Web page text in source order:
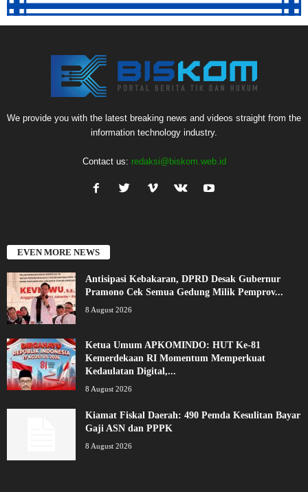
We provide you with the latest breaking news and videos straight from the
information technology industry.
Contact us: redaksi@biskom.web.id
EVEN MORE NEWS
Antisipasi Kebakaran, DPRD Desak Gubernur
Pramono Cek Semua Gedung Milik Pemprov...
8 August 2026
Ketua Umum APKOMINDO: HUT Ke-81
Kemerdekaan RI Momentum Memperkuat
Kedaulatan Digital,...
8 August 2026
Kiamat Fiskal Daerah: 490 Pemda Kesulitan Bayar
Gaji ASN dan PPPK
8 August 2026